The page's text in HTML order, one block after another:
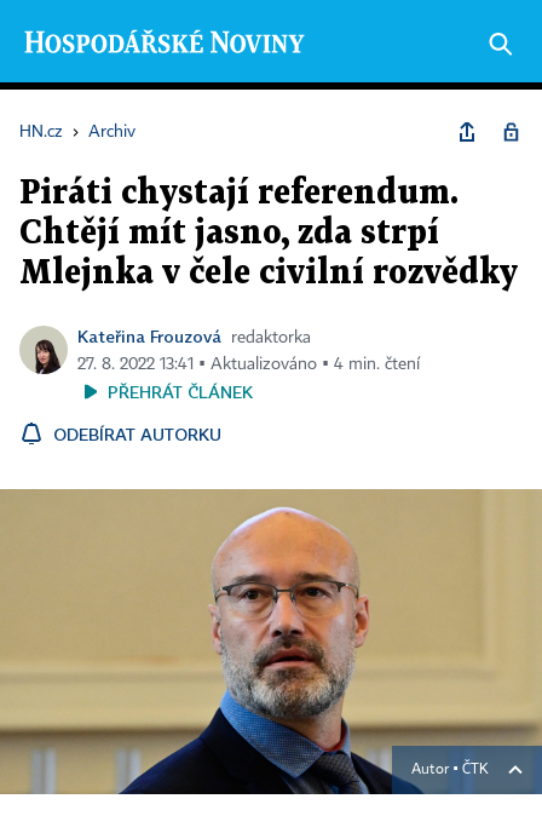
HN.cz › Archiv
Piráti chystají referendum.
Chtějí mít jasno, zda strpí
Mlejnka v čele civilní rozvědky
Kateřina Frouzová
redaktorka
27. 8. 2022 13:41 ▪ Aktualizováno ▪ 4 min. čtení
PŘEHRÁT ČLÁNEK
ODEBÍRAT AUTORKU
Autor ▪ ČTK